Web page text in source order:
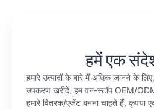
हमें एक
हमारे उत्पादों के बारे में अधिक जानने के
उपकरण खरीदें, हम वन-स्टॉप OEM/
हमारे वितरक/एजेंट बनना चाहते हैं, कृपया